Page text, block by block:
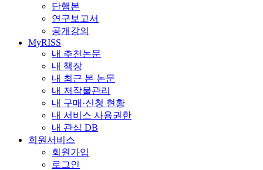
단행본
연구보고서
공개강의
MyRISS
내 추천논문
내 책장
내 최근 본 논문
내 저작물관리
내 구매·신청 현황
내 서비스 사용권한
내 관심 DB
회원서비스
회원가입
로그인